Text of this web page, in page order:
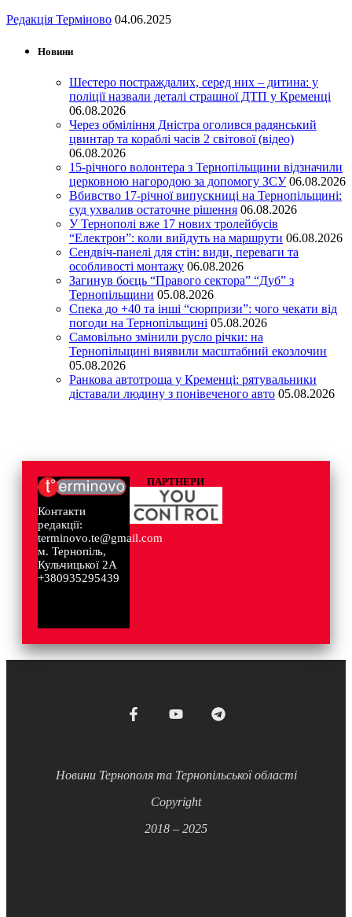
Редакція Терміново 04.06.2025
Новини
Шестеро постраждалих, серед них – дитина: у
поліції назвали деталі страшної ДТП у Кременці
06.08.2026
Через обміління Дністра оголився радянський
цвинтар та кораблі часів 2 світової (відео)
06.08.2026
15-річного волонтера з Тернопільщини відзначили
церковною нагородою за допомогу ЗСУ 06.08.2026
Вбивство 17-річної випускниці на Тернопільщині:
суд ухвалив остаточне рішення 06.08.2026
У Тернополі вже 17 нових тролейбусів
“Електрон”: коли вийдуть на маршрути 06.08.2026
Сендвіч-панелі для стін: види, переваги та
особливості монтажу 06.08.2026
Загинув боєць “Правого сектора” “Дуб” з
Тернопільщини 05.08.2026
Спека до +40 та інші “сюрпризи”: чого чекати від
погоди на Тернопільщині 05.08.2026
Самовільно змінили русло річки: на
Тернопільщині виявили масштабний екозлочин
05.08.2026
Ранкова автотроща у Кременці: рятувальники
діставали людину з понівеченого авто 05.08.2026
Контакти
редакції:
terminovo.te@gmail.com
м. Тернопіль,
Кульчицької 2А
+380935295439
ПАРТНЕРИ
Новини Тернополя та Тернопільської області
Copyright
2018 – 2025